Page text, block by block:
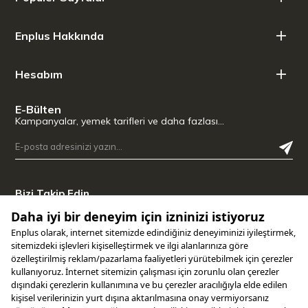
Enplus Hakkında
Hesabım
E-Bülten
Kampanyalar, yemek tarifleri ve daha fazlası…
Bizi Takip Edin
Uygulamamızı İndirin